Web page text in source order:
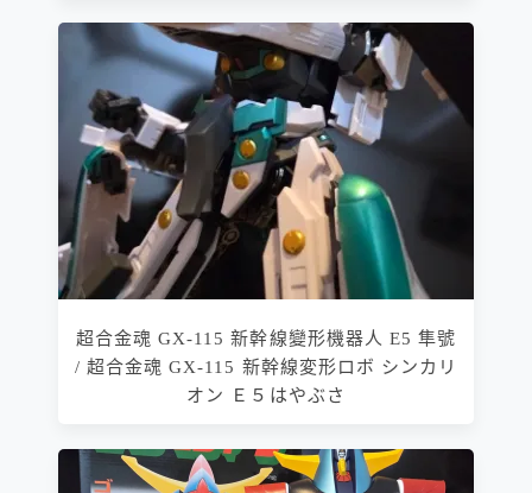
超合金魂 GX-115 新幹線變形機器人 E5 隼號
/ 超合金魂 GX-115 新幹線変形ロボ シンカリ
オン Ｅ５はやぶさ